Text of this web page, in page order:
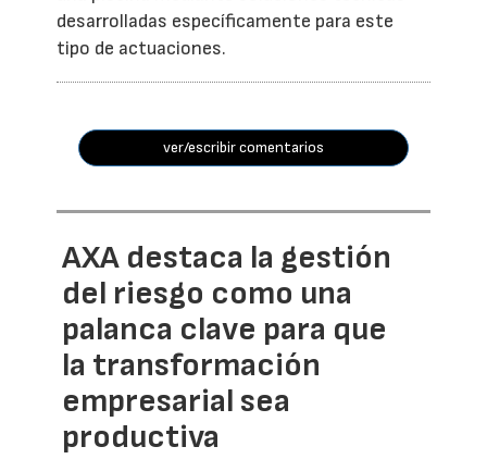
desarrolladas específicamente para este
tipo de actuaciones.
ver/escribir comentarios
AXA destaca la gestión
del riesgo como una
palanca clave para que
la transformación
empresarial sea
productiva